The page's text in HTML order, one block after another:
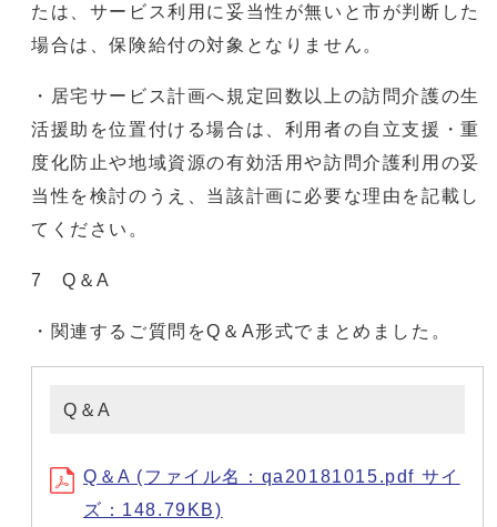
たは、サービス利用に妥当性が無いと市が判断した
場合は、保険給付の対象となりません。
・居宅サービス計画へ規定回数以上の訪問介護の生
活援助を位置付ける場合は、利用者の自立支援・重
度化防止や地域資源の有効活用や訪問介護利用の妥
当性を検討のうえ、当該計画に必要な理由を記載し
てください。
7 Q＆A
・関連するご質問をQ＆A形式でまとめました。
Q＆A
Q＆A (ファイル名：qa20181015.pdf サイ
ズ：148.79KB)